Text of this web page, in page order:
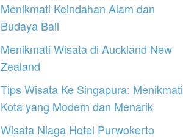
Menikmati Keindahan Alam dan
Budaya Bali
Menikmati Wisata di Auckland New
Zealand
Tips Wisata Ke Singapura: Menikmati
Kota yang Modern dan Menarik
Wisata Niaga Hotel Purwokerto